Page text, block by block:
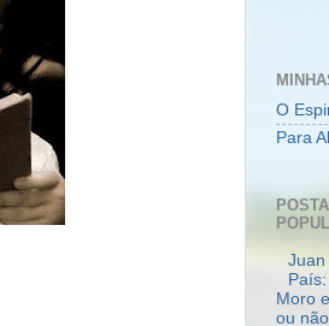
O
Para
Juan
Moro
ou